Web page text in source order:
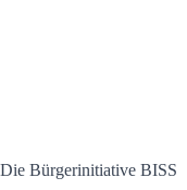
Bürgerinitiative BISS